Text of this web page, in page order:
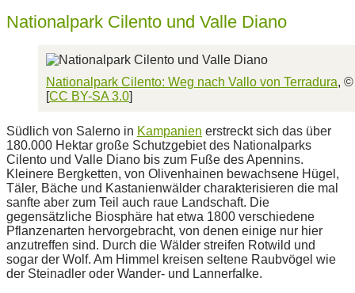
Nationalpark Cilento und Valle Diano
Nationalpark Cilento: Weg nach Vallo von Terradura,
[CC BY-SA 3.0]
Südlich von Salerno in Kampanien erstreckt sich das über
180.000 Hektar große Schutzgebiet des Nationalparks
Cilento und Valle Diano bis zum Fuße des Apennins.
Kleinere Bergketten, von Olivenhainen bewachsene Hügel,
Täler, Bäche und Kastanienwälder charakterisieren die mal
sanfte aber zum Teil auch raue Landschaft. Die
gegensätzliche Biosphäre hat etwa 1800 verschiedene
Pflanzenarten hervorgebracht, von denen einige nur hier
anzutreffen sind. Durch die Wälder streifen Rotwild und
sogar der Wolf. Am Himmel kreisen seltene Raubvögel wie
der Steinadler oder Wander- und Lannerfalke.